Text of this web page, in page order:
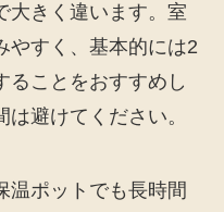
大きく違います。室
やすく、基本的には2
ることをおすすめし
避けてください。
温ポットでも長時間